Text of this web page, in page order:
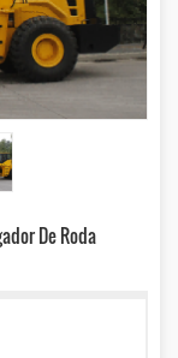
De Roda